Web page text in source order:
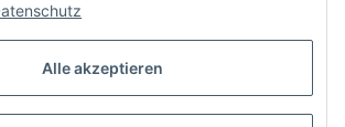
Alle akzeptieren